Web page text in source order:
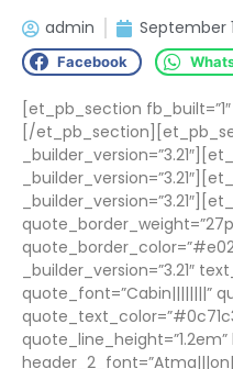
admin September
Facebook
[et_pb_section fb_built=”1″
[/
_builder_version=”3.21″
quote_font=”Cabin||||||||”